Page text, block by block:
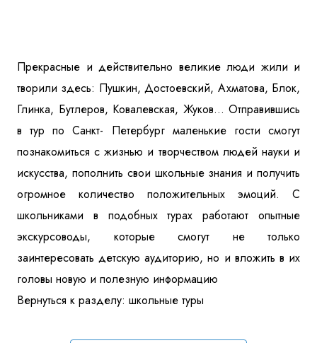
Прекрасные и действительно великие люди жили и
творили здесь: Пушкин, Достоевский, Ахматова, Блок,
Глинка, Бутлеров, Ковалевская, Жуков… Отправившись
в тур по Санкт- Петербург маленькие гости смогут
познакомиться с жизнью и творчеством людей науки и
искусства, пополнить свои школьные знания и получить
огромное количество положительных эмоций. С
школьниками в подобных турах работают опытные
экскурсоводы, которые смогут не только
заинтересовать детскую аудиторию, но и вложить в их
головы новую и полезную информацию
Вернуться к разделу: школьные туры